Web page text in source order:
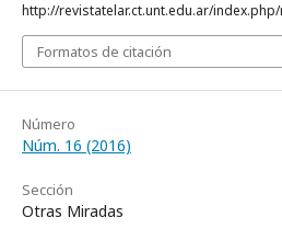
http://revistatelar.ct.unt.edu.ar/
Formatos de citación
Número
Núm. 16 (2016)
Sección
Otras Miradas